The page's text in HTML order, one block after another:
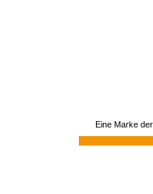
Eine Marke